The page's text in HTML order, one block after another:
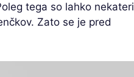
tega so lahko nekateri
Zato se je pred